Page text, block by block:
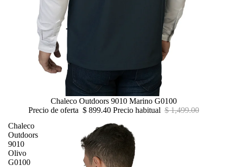
Chaleco Outdoors 9010 Marino G0100
Precio de oferta $ 899.40 Precio habitual $ 1,499.00
Chaleco
Outdoors
9010
Olivo
G0100